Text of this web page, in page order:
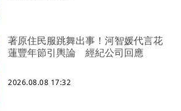
著原住民服跳舞出事！河智媛代言花
蓮豐年節引輿論 經紀公司回應
2026.08.08 17:32